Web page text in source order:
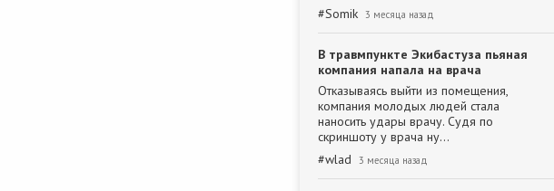
#Somik 3 месяца назад
В травмпункте Экибастуза пьяная
компания напала на врача
Отказываясь выйти из помещения,
компания молодых людей стала
наносить удары врачу. Судя по
скриншоту у врача ну…
#wlad 3 месяца назад